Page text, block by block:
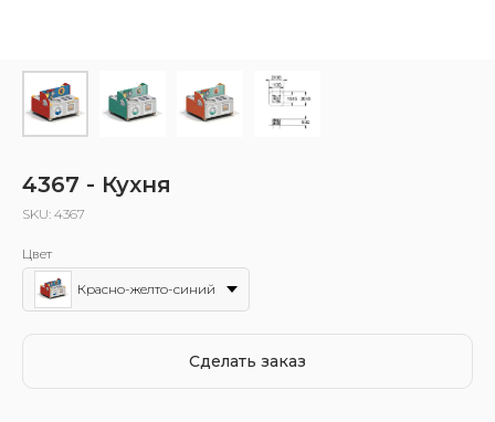
4367 - Кухня
SKU: 4367
Цвет
Красно-желто-синий
Сделать заказ